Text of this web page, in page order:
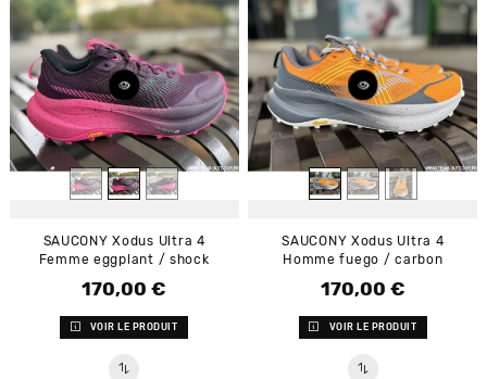
SAUCONY Xodus Ultra 4
Femme eggplant / shock
Prix
170,00 €
VOIR LE PRODUIT
SAUCONY Xodus Ultra 4
Homme fuego / carbon
Prix
170,00 €
VOIR LE PRODUIT